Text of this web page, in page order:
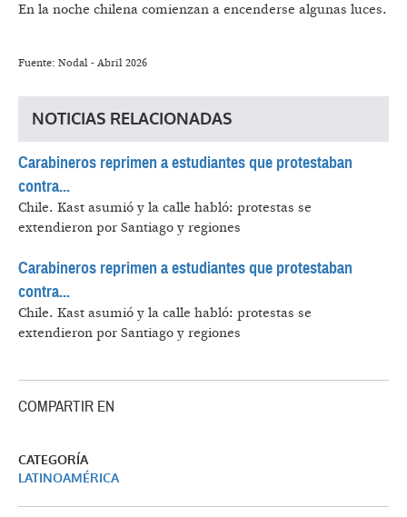
En la noche chilena comienzan a encenderse algunas luces.
Fuente: Nodal - Abril 2026
NOTICIAS RELACIONADAS
Carabineros reprimen a estudiantes que protestaban
contra...
Chile. Kast asumió y la calle habló: protestas se
extendieron por Santiago y regiones
Carabineros reprimen a estudiantes que protestaban
contra...
Chile. Kast asumió y la calle habló: protestas se
extendieron por Santiago y regiones
COMPARTIR EN
CATEGORÍA
LATINOAMÉRICA